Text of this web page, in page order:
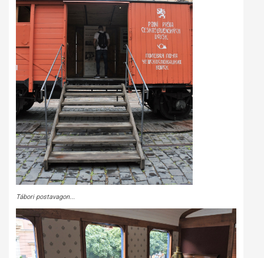
Tábori postavagon...